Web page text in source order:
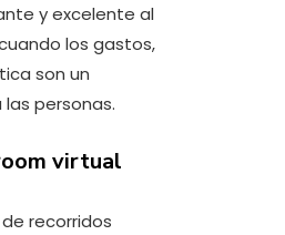
y excelente al
los gastos,
son un
personas.
virtual
recorridos